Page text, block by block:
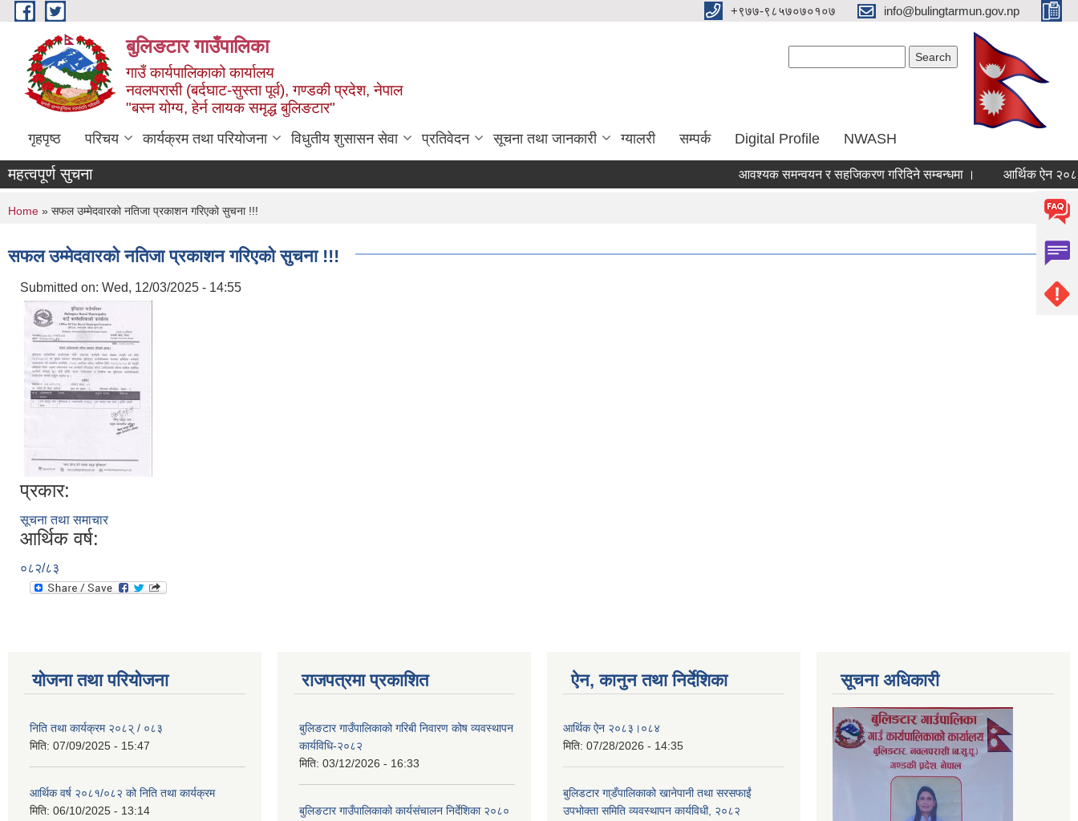
Skip to main content ‌+९७७-९८५७०७०१०७ info@bulingtarmun.gov.np
बुलिङटार गाउँपालिका
गाउँ कार्यपालिकाको कार्यालय
नवलपरासी (बर्दघाट-सुस्ता पूर्व), गण्डकी प्रदेश, नेपाल
"बस्न योग्य, हेर्न लायक समृद्ध बुलिङटार"
गृहपृष्ठ परिचय कार्यक्रम तथा परियोजना विधुतीय शुसासन सेवा प्रतिवेदन सूचना तथा जानकारी ग्यालरी सम्पर्क Digital Profile NWASH
महत्वपूर्ण सुचना आवश्यक समन्वयन र सहजिकरण गरिदिने सम्बन्धमा । आर्थिक ऐन
You are here
Home » सफल उम्मेदवारको नतिजा प्रकाशन गरिएको सुचना !!!
सफल उम्मेदवारको नतिजा प्रकाशन गरिएको सुचना !!!
Submitted on: Wed, 12/03/2025 - 14:55
प्रकार:
सूचना तथा समाचार
आर्थिक वर्ष:
०८२/८३
योजना तथा परियोजना
निति तथा कार्यक्रम २०८२् / ०८३
मिति: 07/09/2025 - 15:47
आर्थिक वर्ष २०८१/०८२ को निति तथा कार्यक्रम
मिति: 06/10/2025 - 13:14
राजपत्रमा प्रकाशित
बुलिङटार गाउँपालिकाको गरिबी निवारण कोष व्यवस्थापन
कार्यविधि-२०८२
मिति: 03/12/2026 - 16:33
बुलिङटार गाउँपालिकाको कार्यसंचालन निर्देशिका २०८०
ऐन, कानुन तथा निर्देशिका
आर्थिक ऐन २०८३।०८४
मिति: 07/28/2026 - 14:35
बुलिडटार गा्डँपालिकाको खानेपानी तथा सरसफाईं
उपभोक्ता समिति व्यवस्थापन कार्यविधी, २०८२
सूचना अधिकारी